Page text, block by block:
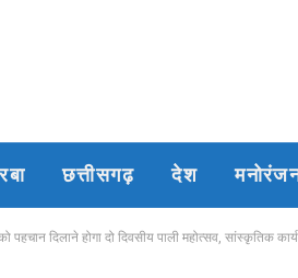
छत्तीसगढ़ देश
पहचान दिलाने होगा दो दिवसीय पाली महोत्सव, सांस्कृतिक